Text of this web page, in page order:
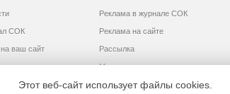
СОК
ваш сайт
Реклама в журнале СОК
Реклама на сайте
Рассылка
Медиакит
Этот веб-сайт использует файлы cookies.